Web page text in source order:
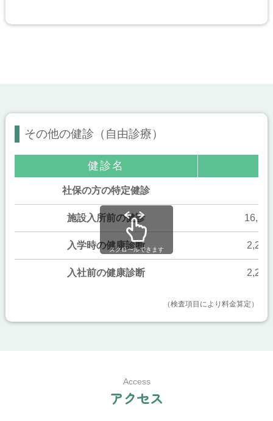
その他の健診（自由診療）
健診名
社保の方の特定健診
施設入所前の健診
入学時の健康診断
入社前の健康診断
スクロールできます
（検査項目により料金算定）
Access
アクセス